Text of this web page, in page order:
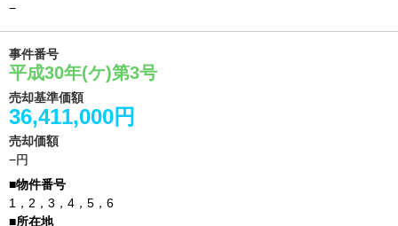
−
事件番号
平成30年(ケ)第3号
売却基準価額
36,411,000円
売却価額
−円
1，2，3，4，5，6